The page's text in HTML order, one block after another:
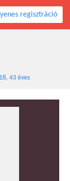
regisztráció
Baranya
43 éves